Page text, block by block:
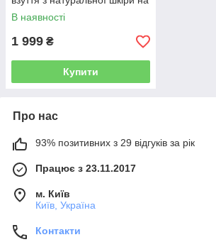
осінь HORNET-X Gen.2
(MM14)
В наявності
1 999 ₴
Купити
Про нас
93% позитивних з 29 відгуків за рік
Працює з 23.11.2017
м. Київ
Київ, Україна
Контакти